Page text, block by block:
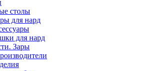
столы
для нард
для нард
Зары